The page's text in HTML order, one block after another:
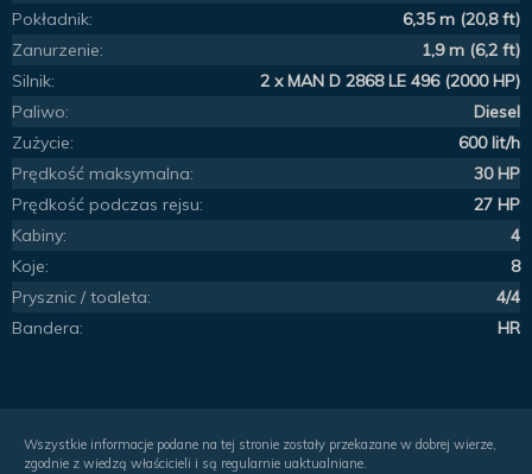
Pokładnik:
6,35 m (20,8 ft)
Zanurzenie:
1,9 m (6,2 ft)
Silnik:
2 x MAN D 2868 LE 496 (2000 HP)
Paliwo:
Diesel
Zużycie:
600 lit/h
Prędkość maksymalna:
30 HP
Prędkość podczas rejsu:
27 HP
Kabiny:
4
Koje:
8
Prysznic / toaleta:
4/4
Bandera:
HR
Wszystkie informacje podane na tej stronie zostały przekazane w dobrej wierze,
zgodnie z wiedzą właścicieli i są regularnie uaktualniane.